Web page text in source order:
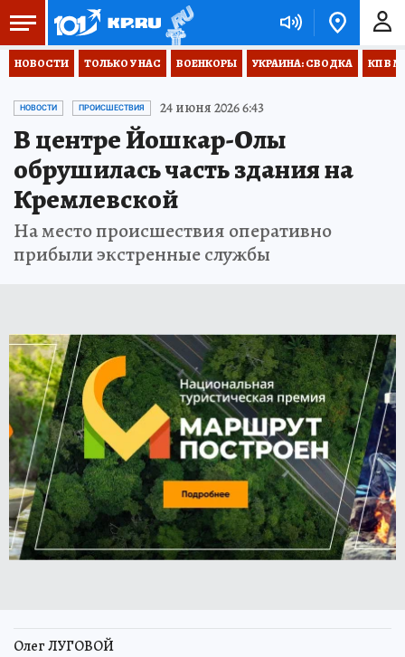
НОВОСТИ ТОЛЬКО У НАС ВОЕНКОРЫ УКРАИНА: СВОДКА КП В
НОВОСТИ ПРОИСШЕСТВИЯ 24 июня 2026 6:43
В центре Йошкар-Олы
обрушилась часть здания на
Кремлевской
На место происшествия оперативно
прибыли экстренные службы
Олег ЛУГОВОЙ